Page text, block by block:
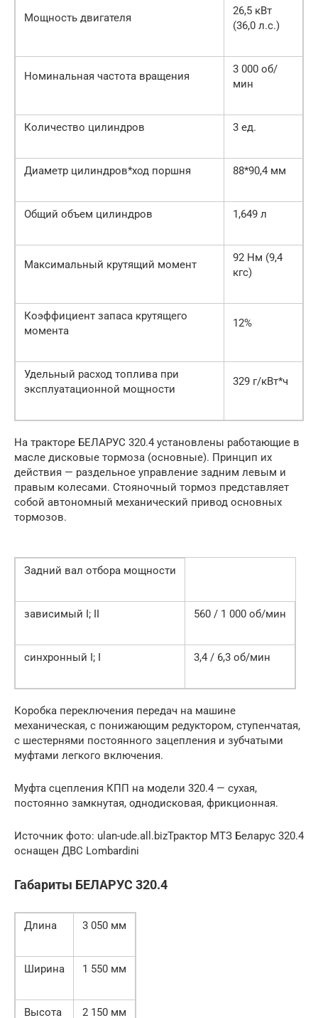
Мощность двигателя
26,5 кВт
(36,0 л.с.)
Номинальная частота вращения
3 000 об/
мин
Количество цилиндров 3 ед.
Диаметр цилиндров*ход поршня 88*90,4 мм
Общий объем цилиндров 1,649 л
Максимальный крутящий момент
92 Нм (9,4
кгс)
Коэффициент запаса крутящего
момента
12%
Удельный расход топлива при
эксплуатационной мощности
329 г/кВт*ч
На тракторе БЕЛАРУС 320.4 установлены работающие в
масле дисковые тормоза (основные). Принцип их
действия — раздельное управление задним левым и
правым колесами. Стояночный тормоз представляет
собой автономный механический привод основных
тормозов.
Задний вал отбора мощности
зависимый I; II 560 / 1 000 об/мин
синхронный I; I 3,4 / 6,3 об/мин
Коробка переключения передач на машине
механическая, с понижающим редуктором, ступенчатая,
с шестернями постоянного зацепления и зубчатыми
муфтами легкого включения.
Муфта сцепления КПП на модели 320.4 — сухая,
постоянно замкнутая, однодисковая, фрикционная.
Источник фото: ulan-ude.all.bizТрактор МТЗ Беларус 320.4
оснащен ДВС Lombardini
Габариты БЕЛАРУС 320.4
Длина 3 050 мм
Ширина 1 550 мм
Высота 2 150 мм